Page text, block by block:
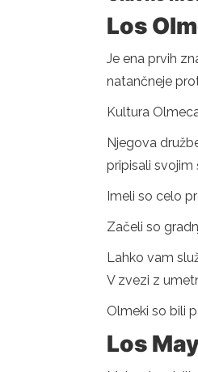
Los
Je ena prvih
natančneje
Kultura
Njegova
pripisali svojim
Imeli so celo
Začeli so
Lahko vam
V zvezi z
Olmeki so bili
Los